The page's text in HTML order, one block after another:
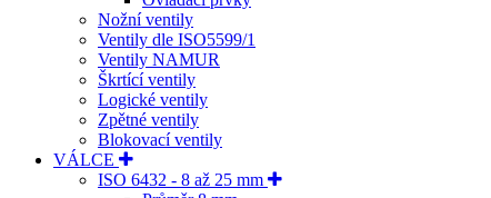
Nožní ventily
Ventily dle ISO5599/1
Ventily NAMUR
Škrtící ventily
Logické ventily
Zpětné ventily
Blokovací ventily
VÁLCE
ISO 6432 - 8 až 25 mm